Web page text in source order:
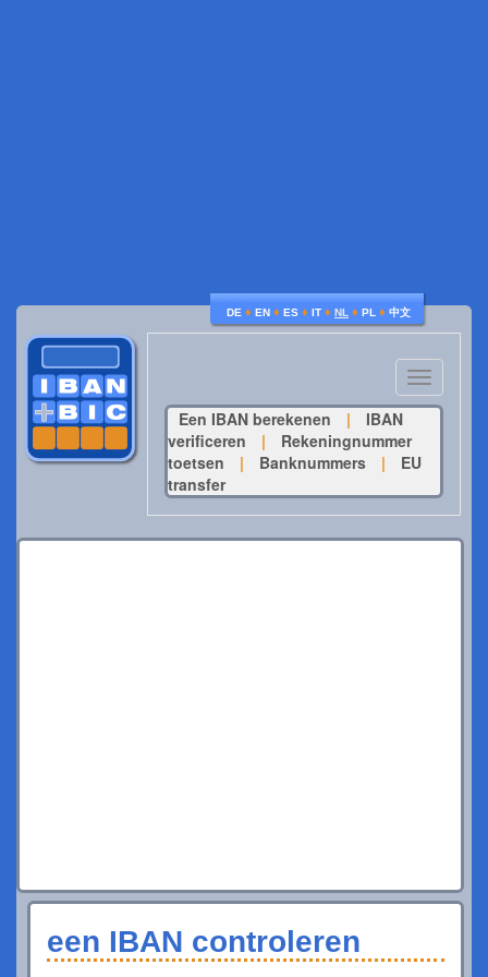
DE ♦ EN ♦ ES ♦ IT ♦ NL ♦ PL ♦ 中文
Toggle
navigation
Een IBAN berekenen
|
IBAN
verificeren
|
Rekeningnummer
toetsen
| Banknummers |
EU
transfer
een IBAN controleren